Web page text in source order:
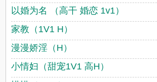
以婚为名 （高干 婚恋 1v1）
家教（1V1 H）
漫漫娇淫（H）
小情妇（甜宠1V1 高H）